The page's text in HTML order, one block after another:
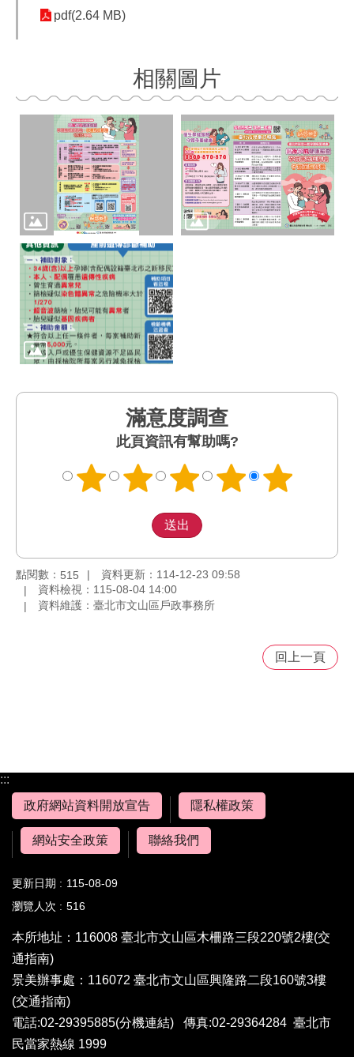
pdf(2.64 MB)
相關圖片
滿意度調查
此頁資訊有幫助嗎?
點閱數： 515
資料更新：114-12-23 09:58
資料檢視：115-08-04 14:00
資料維護：臺北市文山區戶政事務所
回上一頁
:::
政府網站資料開放宣告
隱私權政策
網站安全政策 聯絡我們
更新日期
115-08-09
瀏覽人次
516
本所地址：116008 臺北市文山區木柵路三段220號2樓(交
通指南)
景美辦事處：116072 臺北市文山區興隆路二段160號3樓
(交通指南)
電話:02-29395885(分機連結) 傳真:02-29364284 臺北市
民當家熱線 1999